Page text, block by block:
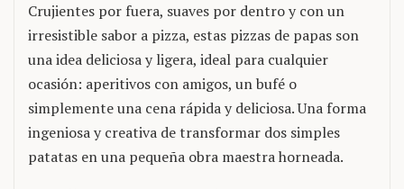
Crujientes por fuera, suaves por dentro y con un
irresistible sabor a pizza, estas pizzas de papas son
una idea deliciosa y ligera, ideal para cualquier
ocasión: aperitivos con amigos, un bufé o
simplemente una cena rápida y deliciosa. Una forma
ingeniosa y creativa de transformar dos simples
patatas en una pequeña obra maestra horneada.